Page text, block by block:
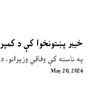
خیبر پښتونخوا کې د
په ناسته کې وفاقي
May 20, 2026